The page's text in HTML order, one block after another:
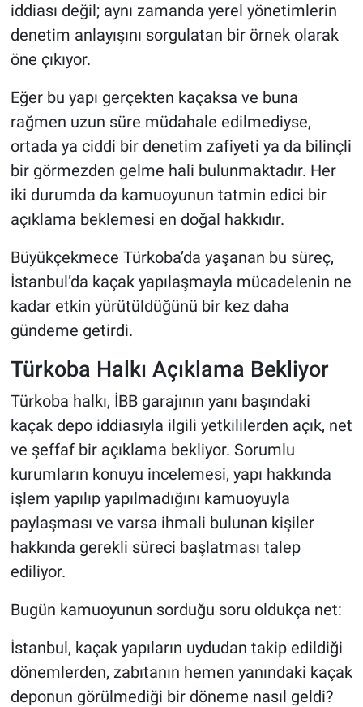
iddiası değil; aynı zamanda yerel yönetimlerin
denetim anlayışını sorgulatan bir örnek olarak
öne çıkıyor.
Eğer bu yapı gerçekten kaçaksa ve buna
rağmen uzun süre müdahale edilmediyse,
ortada ya ciddi bir denetim zafiyeti ya da bilinçli
bir görmezden gelme hali bulunmaktadır. Her
iki durumda da kamuoyunun tatmin edici bir
açıklama beklemesi en doğal hakkıdır.
Büyükçekmece Türkoba’da yaşanan bu süreç,
İstanbul’da kaçak yapılaşmayla mücadelenin ne
kadar etkin yürütüldüğünü bir kez daha
gündeme getirdi.
Türkoba Halkı Açıklama Bekliyor
Türkoba halkı, İBB garajının yanı başındaki
kaçak depo iddiasıyla ilgili yetkililerden açık, net
ve şeffaf bir açıklama bekliyor. Sorumlu
kurumların konuyu incelemesi, yapı hakkında
işlem yapılıp yapılmadığını kamuoyuyla
paylaşması ve varsa ihmali bulunan kişiler
hakkında gerekli süreci başlatması talep
ediliyor.
Bugün kamuoyunun sorduğu soru oldukça net:
İstanbul, kaçak yapıların uydudan takip edildiği
dönemlerden, zabıtanın hemen yanındaki kaçak
deponun görülmediği bir döneme nasıl geldi?